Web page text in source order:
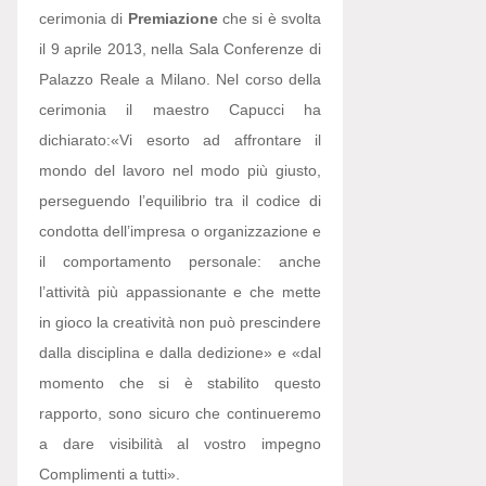
cerimonia di Premiazioneche si è svolta
il 9 aprile 2013, nella Sala Conferenze di
Palazzo Reale a Milano. Nel corso della
cerimonia il maestro Capucci ha
dichiarato:«Vi esorto ad affrontare il
mondo del lavoro nel modo più giusto,
perseguendo l’equilibrio tra il codice di
condotta dell’impresa o organizzazione e
il comportamento personale: anche
l’attività più appassionante e che mette
in gioco la creatività non può prescindere
dalla disciplina e dalla dedizione» e «dal
momento che si è stabilito questo
rapporto, sono sicuro che continueremo
a dare visibilità al vostro impegno
Complimenti a tutti».